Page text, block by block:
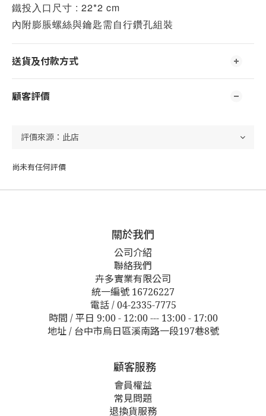
鐵投入口尺寸 : 22*2 cm
內附膨脹螺絲與鑰匙需自行鑽孔組裝
送貨及付款方式
顧客評價
尚未有任何評價
關於我們
公司介紹
聯絡我們
卉多實業有限公司
統一編號 16726227
電話 / 04-2335-7775
時間 / 平日 9:00 - 12:00 --- 13:00 - 17:00
地址 / 台中市烏日區溪南路一段197巷8號
顧客服務
會員權益
常見問題
退換貨服務